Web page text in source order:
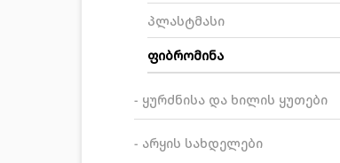
პლასტმასი
ფიბრომინა
- ყურძნისა და ხილის ყუთები
- არყის სახდელები